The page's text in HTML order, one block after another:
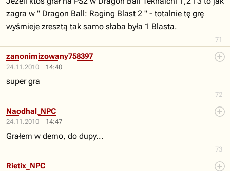
71
zagra w " Dragon Ball: Raging Blast 2 " - totalnie tę grę
wyśmieje zresztą tak samo słaba była 1 Blasta.
24.11.2010 14:40
72
zanonimizowany758397
super gra
24.11.2010 14:47
73
Naodhal_NPC
Grałem w demo, do dupy...
Rietix_NPC